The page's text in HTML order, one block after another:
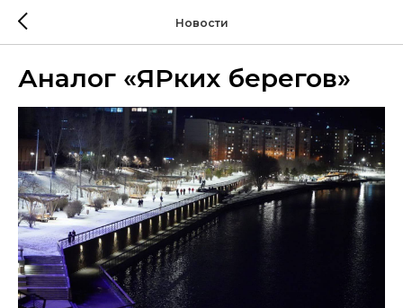
Новости
Аналог «ЯРких берегов»